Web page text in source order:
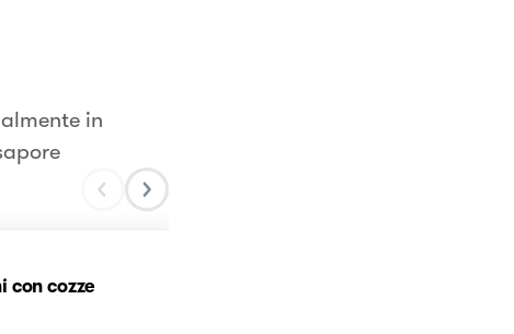
in
con cozze